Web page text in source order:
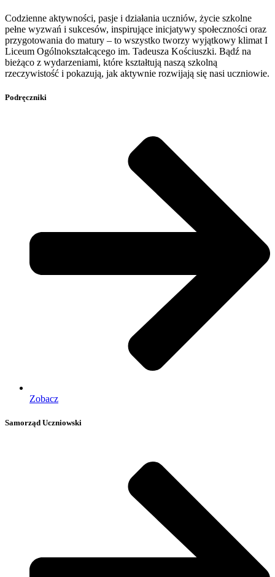
Codzienne aktywności, pasje i działania uczniów, życie szkolne
pełne wyzwań i sukcesów, inspirujące inicjatywy społeczności oraz
przygotowania do matury – to wszystko tworzy wyjątkowy klimat I
Liceum Ogólnokształcącego im. Tadeusza Kościuszki. Bądź na
bieżąco z wydarzeniami, które kształtują naszą szkolną
rzeczywistość i pokazują, jak aktywnie rozwijają się nasi uczniowie.
Podręczniki
Zobacz
Samorząd Uczniowski